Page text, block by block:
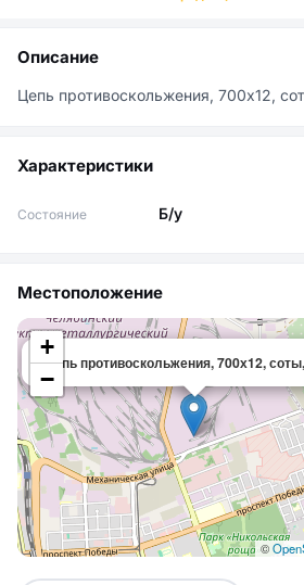
Описание
Цепь противоскольжения, 700х12,
Характеристики
Состояние Б/у
Местоположение
Цепь противоскольжения, 700х12,
+
−
©